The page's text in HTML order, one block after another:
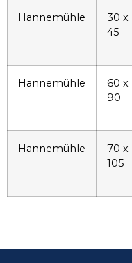
Hannemühle
30 x
45
Hannemühle
60 x
90
Hannemühle
70 x
105